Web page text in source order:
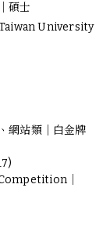
碩士
University
網站類｜白金牌
｜